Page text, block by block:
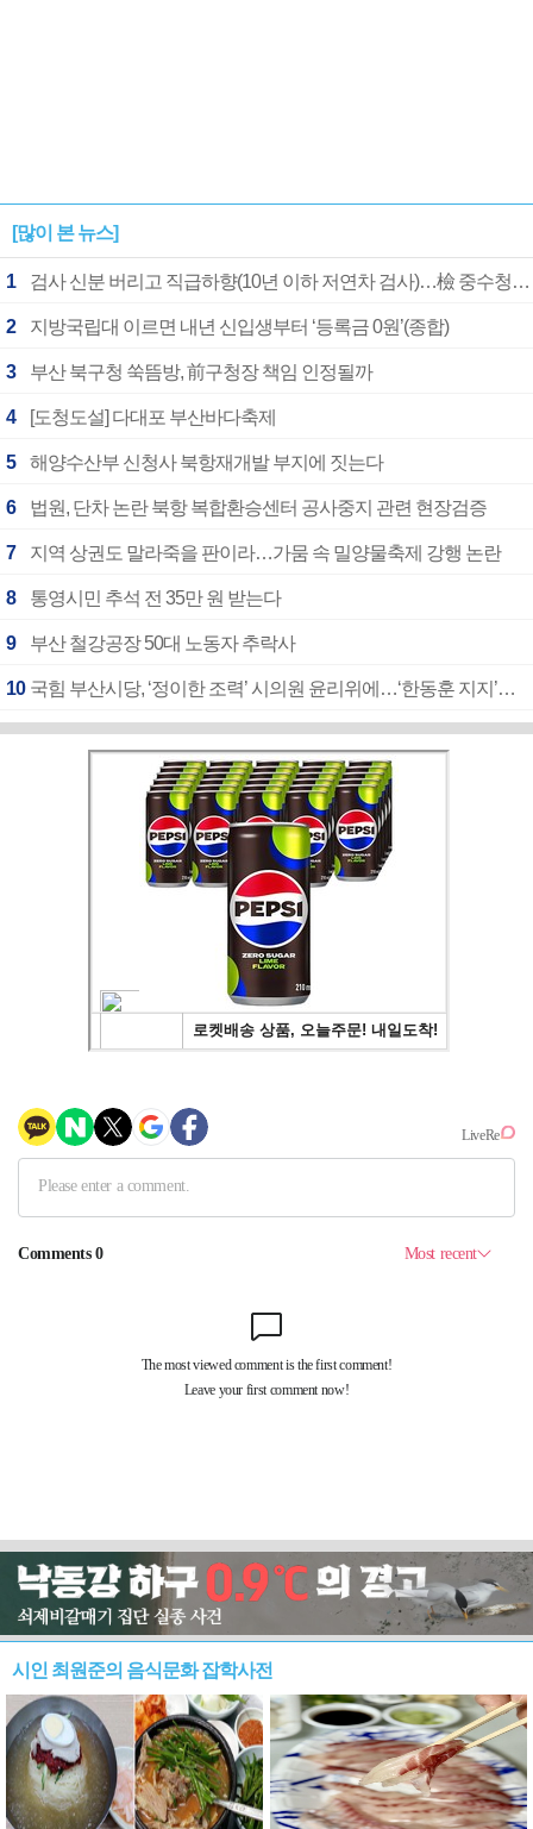
[많이 본 뉴스]
1 검사 신분 버리고 직급하향(10년 이하 저연차 검사)…檢 중수청행 기피
2 지방국립대 이르면 내년 신입생부터 ‘등록금 0원’(종합)
3 부산 북구청 쑥뜸방, 前구청장 책임 인정될까
4 [도청도설] 다대포 부산바다축제
5 해양수산부 신청사 북항재개발 부지에 짓는다
6 법원, 단차 논란 북항 복합환승센터 공사중지 관련 현장검증
7 지역 상권도 말라죽을 판이라…가뭄 속 밀양물축제 강행 논란
8 통영시민 추석 전 35만 원 받는다
9 부산 철강공장 50대 노동자 추락사
10 국힘 부산시당, ‘정이한 조력’ 시의원 윤리위에…‘한동훈 지지’도 신고접수
시인 최원준의 음식문화 잡학사전